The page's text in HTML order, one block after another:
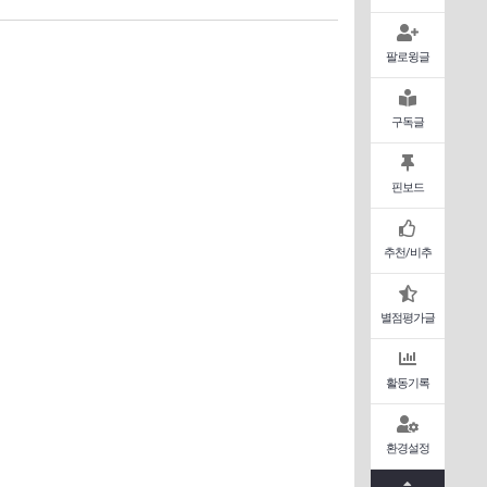
팔로윙글
구독글
핀보드
추천/비추
별점평가글
활동기록
환경설정